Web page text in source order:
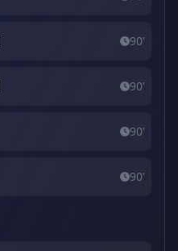
90'
90'
90'
90'